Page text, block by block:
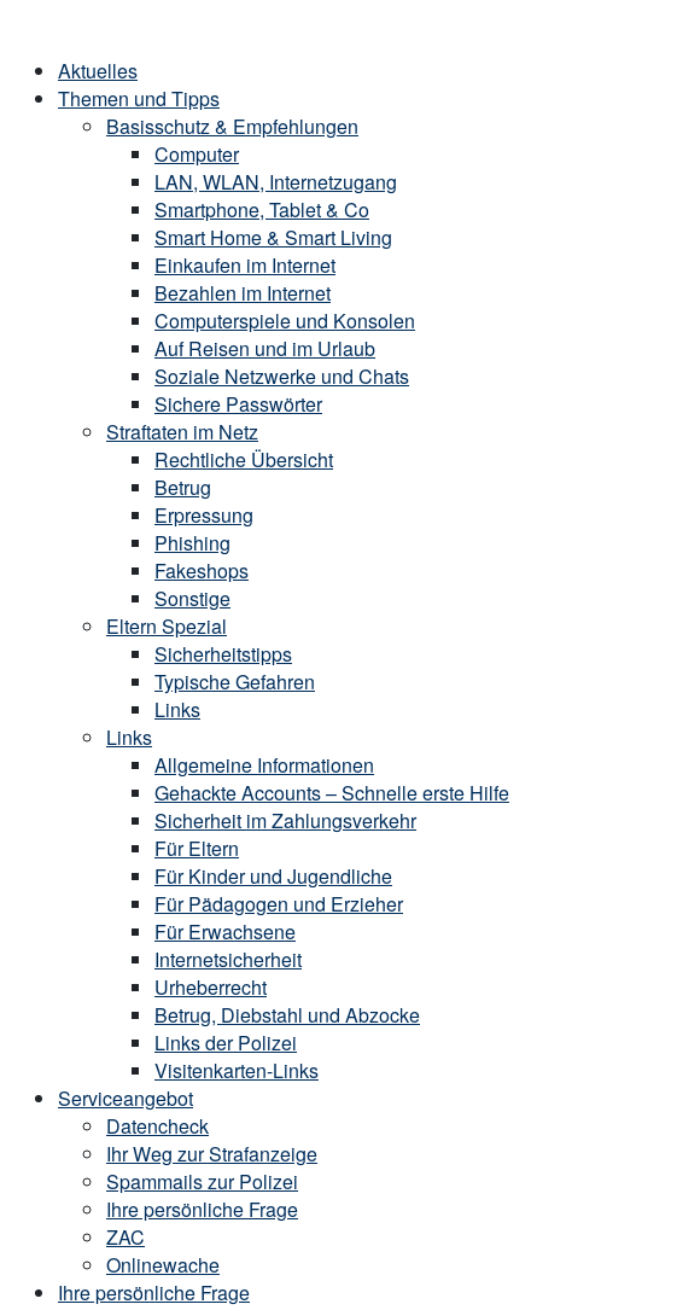
content
Menu Aktuelles
Themen und Tipps
Basisschutz & Empfehlungen
Computer
LAN, WLAN, Internetzugang
Smartphone, Tablet & Co
Smart Home & Smart Living
Einkaufen im Internet
Bezahlen im Internet
Computerspiele und Konsolen
Auf Reisen und im Urlaub
Soziale Netzwerke und Chats
Sichere Passwörter
Straftaten im Netz
Rechtliche Übersicht
Betrug
Erpressung
Phishing
Fakeshops
Sonstige
Eltern Spezial
Sicherheitstipps
Typische Gefahren
Links
Links
Allgemeine Informationen
Gehackte Accounts – Schnelle erste Hilfe
Sicherheit im Zahlungsverkehr
Für Eltern
Für Kinder und Jugendliche
Für Pädagogen und Erzieher
Für Erwachsene
Internetsicherheit
Urheberrecht
Betrug, Diebstahl und Abzocke
Links der Polizei
Visitenkarten-Links
Serviceangebot
Datencheck
Ihr Weg zur Strafanzeige
Spammails zur Polizei
Ihre persönliche Frage
ZAC
Onlinewache
Ihre persönliche Frage